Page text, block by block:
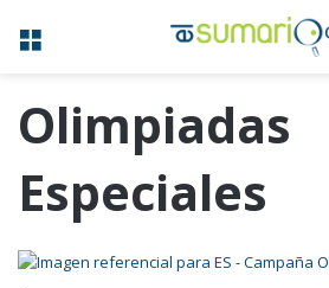
Menú
Olimpiadas
Especiales